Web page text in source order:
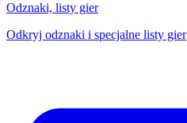
Odznaki, listy gier
Odkryj odznaki i specjalne listy gier